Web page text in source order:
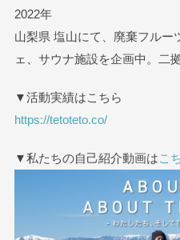
2022年
山梨県 塩山にて、廃棄フルー
ェ、サウナ施設を企画中。二
▼活動実績はこちら
https://tetoteto.co/
▼私たちの自己紹介動画はこ